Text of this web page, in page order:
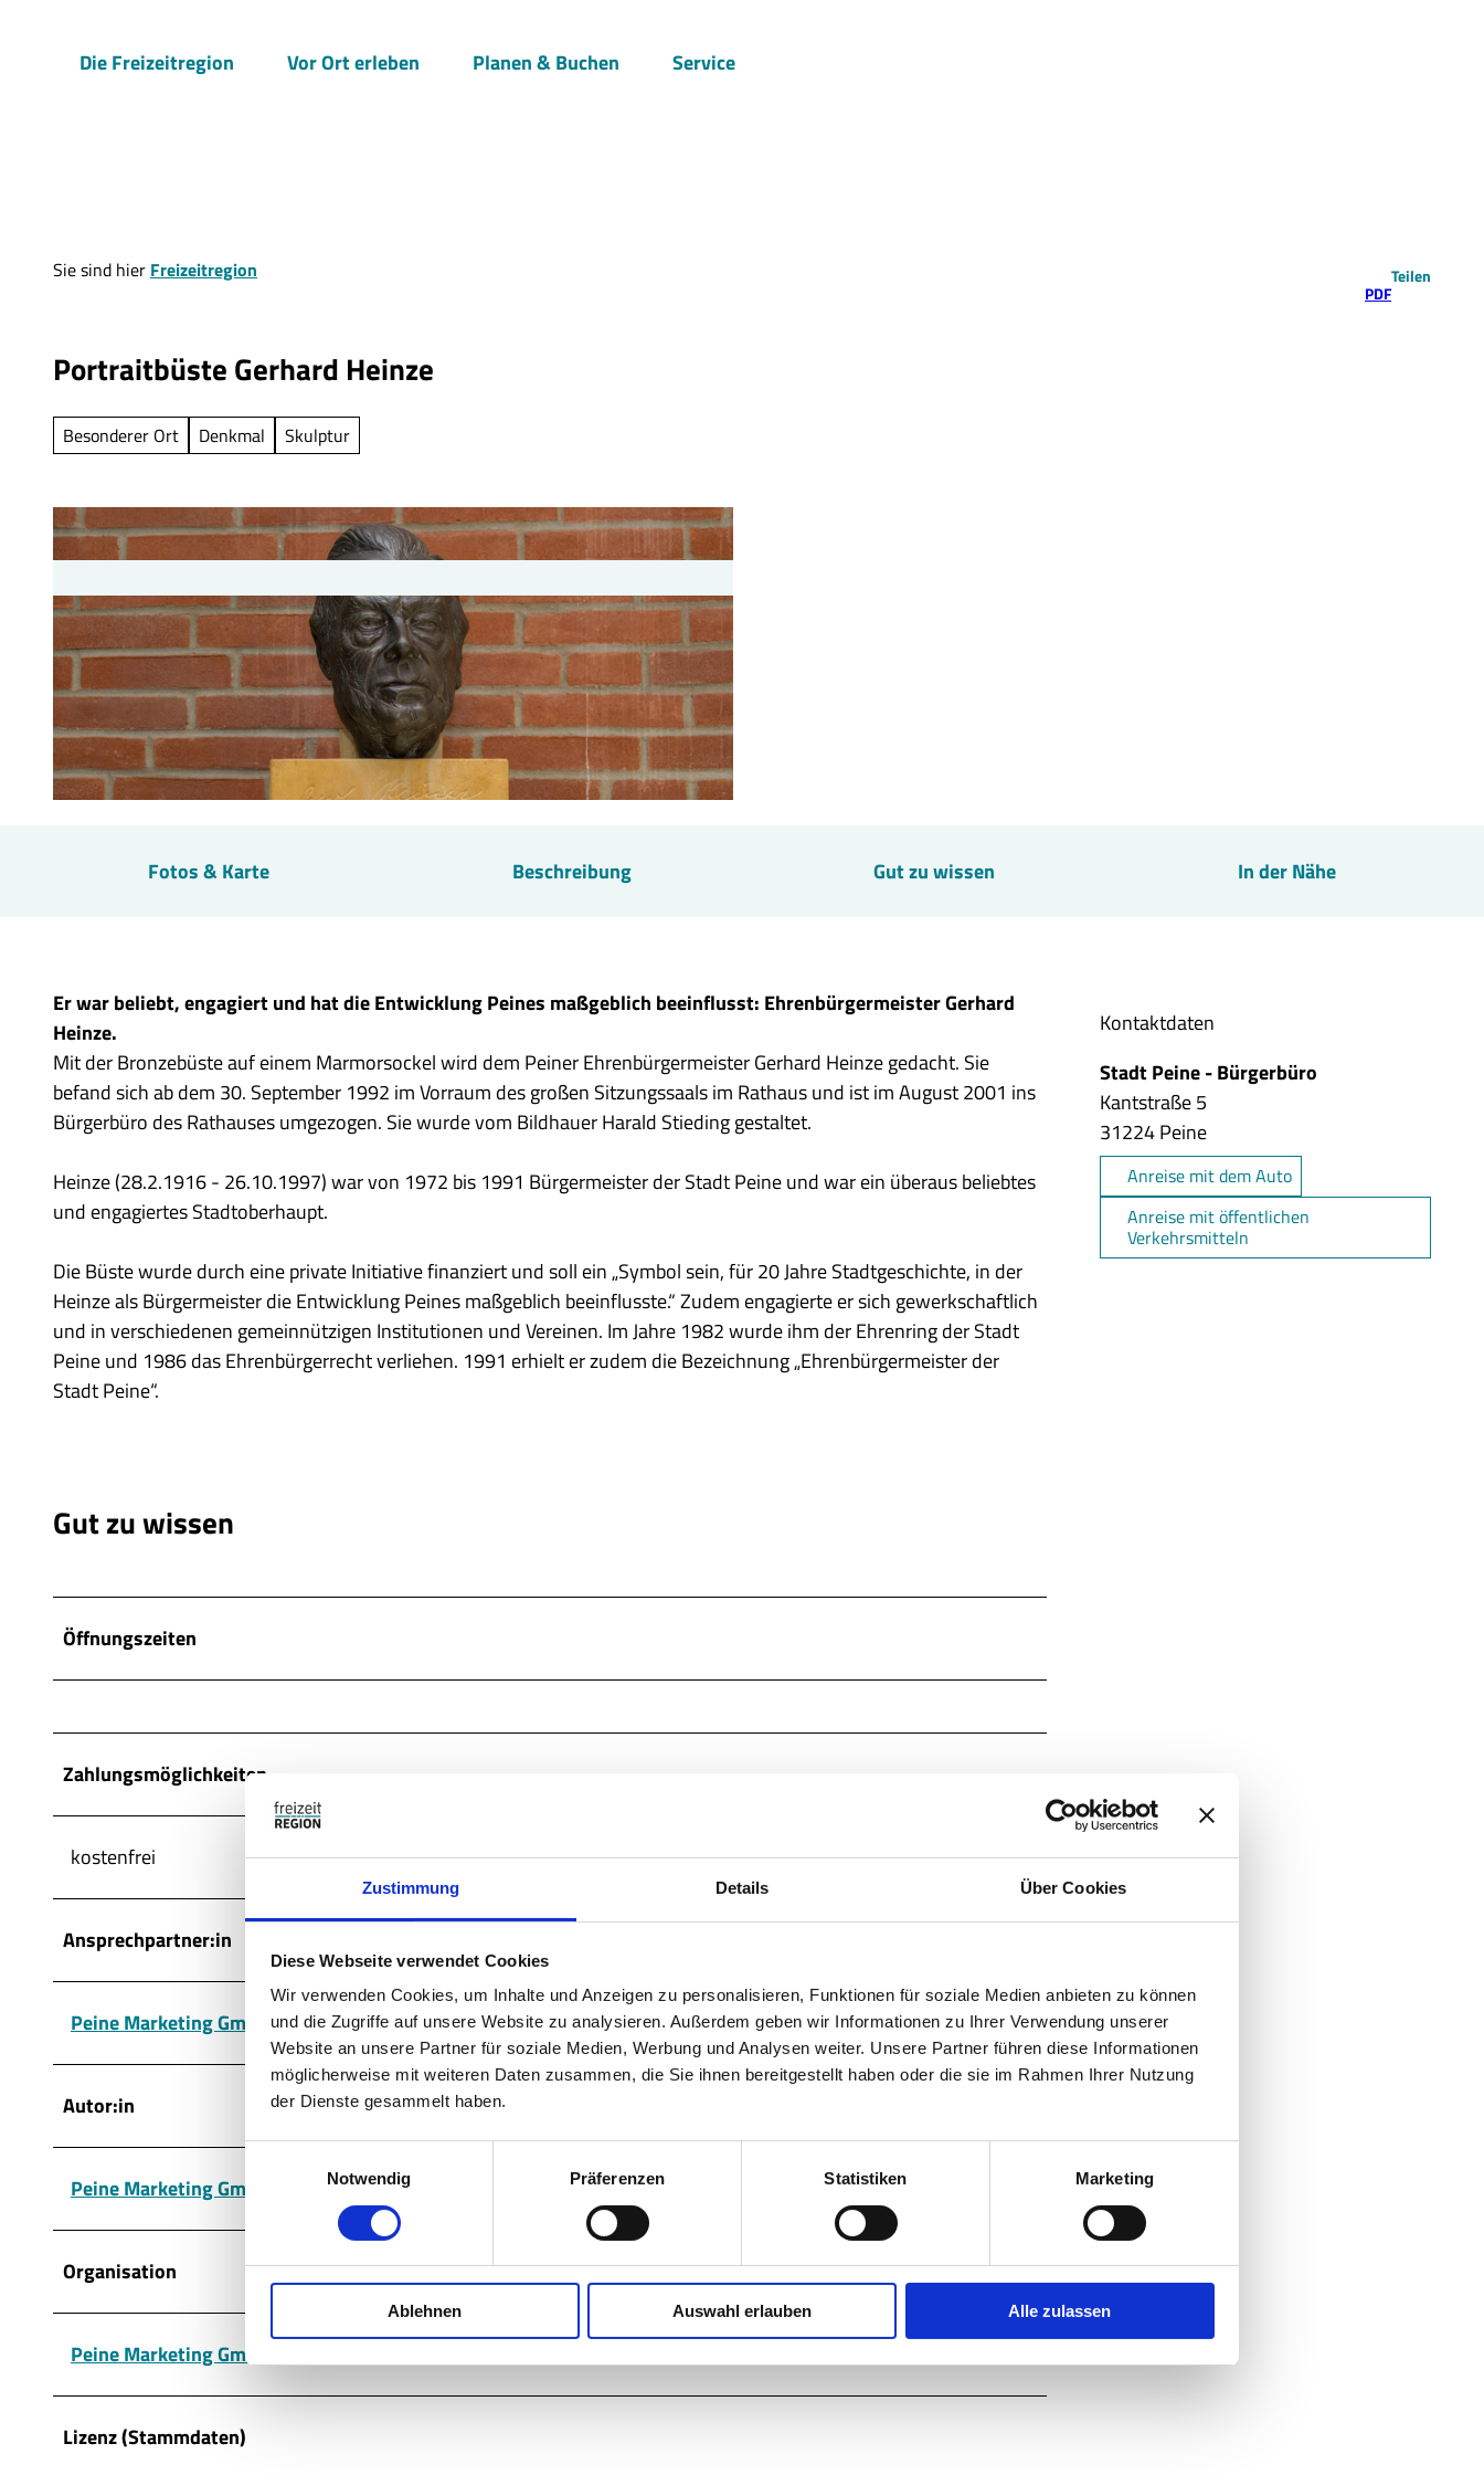
Zustimmung Details Über Cookies
Diese Webseite verwendet Cookies
Wir verwenden Cookies, um Inhalte und Anzeigen zu personalisieren, Funktionen für soziale Medien anbieten zu können
und die Zugriffe auf unsere Website zu analysieren. Außerdem geben wir Informationen zu Ihrer Verwendung unserer
Website an unsere Partner für soziale Medien, Werbung und Analysen weiter. Unsere Partner führen diese Informationen
möglicherweise mit weiteren Daten zusammen, die Sie ihnen bereitgestellt haben oder die sie im Rahmen Ihrer Nutzung
der Dienste gesammelt haben.
E
w
l
g
u
g
Notwendig Präferenzen Statistiken Marketing
Ablehnen Auswahl erlauben Alle zulassen
Die Freizeitregion Vor Ort erleben Planen & Buchen Service
Sie sind hier Freizeitregion
PDF
Teilen
Portraitbüste Gerhard Heinze
Besonderer Ort Denkmal Skulptur
Fotos & Karte Beschreibung Gut zu wissen In der Nähe
Er war beliebt, engagiert und hat die Entwicklung Peines maßgeblich beeinflusst: Ehrenbürgermeister Gerhard
Heinze.
Mit der Bronzebüste auf einem Marmorsockel wird dem Peiner Ehrenbürgermeister Gerhard Heinze gedacht. Sie
befand sich ab dem 30. September 1992 im Vorraum des großen Sitzungssaals im Rathaus und ist im August 2001 ins
Bürgerbüro des Rathauses umgezogen. Sie wurde vom Bildhauer Harald Stieding gestaltet.
Heinze (28.2.1916 - 26.10.1997) war von 1972 bis 1991 Bürgermeister der Stadt Peine und war ein überaus beliebtes
und engagiertes Stadtoberhaupt.
Die Büste wurde durch eine private Initiative finanziert und soll ein „Symbol sein, für 20 Jahre Stadtgeschichte, in der
Heinze als Bürgermeister die Entwicklung Peines maßgeblich beeinflusste.“ Zudem engagierte er sich gewerkschaftlich
und in verschiedenen gemeinnützigen Institutionen und Vereinen. Im Jahre 1982 wurde ihm der Ehrenring der Stadt
Peine und 1986 das Ehrenbürgerrecht verliehen. 1991 erhielt er zudem die Bezeichnung „Ehrenbürgermeister der
Stadt Peine“.
Gut zu wissen
Öffnungszeiten
Zahlungsmöglichkeiten
kostenfrei
Ansprechpartner:in
Peine Marketing GmbH
Autor:in
Peine Marketing GmbH
Organisation
Peine Marketing GmbH
Lizenz (Stammdaten)
Kontaktdaten
Stadt Peine - Bürgerbüro
Kantstraße 5
31224Peine
Anreise mit dem Auto
Anreise mit öffentlichen
Verkehrsmitteln